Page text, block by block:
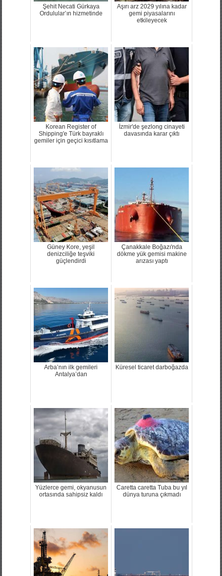
Şehit Necati Gürkaya
Ordulular’ın hizmetinde
Aşırı arz 2029 yılına kadar
gemi piyasalarını
etkileyecek
Korean Register of
Shipping'e Türk bayraklı
gemiler için geçici kısıtlama
İzmir'de şezlong cinayeti
davasında karar çıktı
Güney Kore, yeşil
denizciliğe teşviki
güçlendirdi
Çanakkale Boğazı'nda
dökme yük gemisi makine
arızası yaptı
Arba’nın ilk gemileri
Antalya’dan
Küresel ticaret darboğazda
Yüzlerce gemi, okyanusun
ortasında sahipsiz kaldı
Caretta caretta Tuba bu yıl
dünya turuna çıkmadı